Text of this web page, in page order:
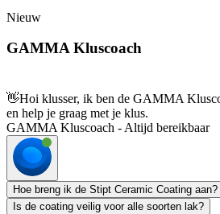
Nieuw
GAMMA Kluscoach
👋Hoi klusser, ik ben de GAMMA
en help je graag met je klus.
GAMMA Kluscoach - Altijd bereikbaar
Hoe breng ik de Stipt Ceramic Coating aan?
Is de coating veilig voor alle soorten lak?